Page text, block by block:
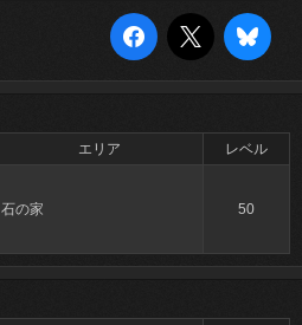
エリア レベル
石の家 50